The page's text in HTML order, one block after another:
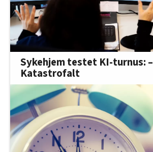
Sykehjem testet KI-turnus: –
Katastrofalt